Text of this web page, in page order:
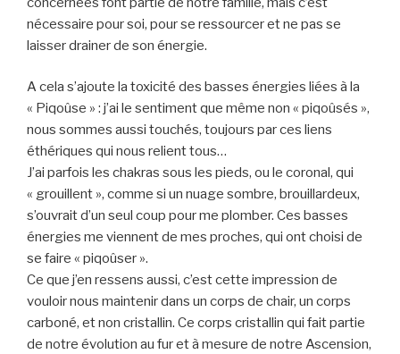
nécessaire pour soi, pour se ressourcer et ne pas se
laisser drainer de son énergie.
A cela s’ajoute la toxicité des basses énergies liées à la
« Piqoûse » : j’ai le sentiment que même non « piqoûsés »,
nous sommes aussi touchés, toujours par ces liens
éthériques qui nous relient tous…
J’ai parfois les chakras sous les pieds, ou le coronal, qui
« grouillent », comme si un nuage sombre, brouillardeux,
s’ouvrait d’un seul coup pour me plomber. Ces basses
énergies me viennent de mes proches, qui ont choisi de
se faire « piqoûser ».
Ce que j’en ressens aussi, c’est cette impression de
vouloir nous maintenir dans un corps de chair, un corps
carboné, et non cristallin. Ce corps cristallin qui fait partie
de notre évolution au fur et à mesure de notre Ascension,